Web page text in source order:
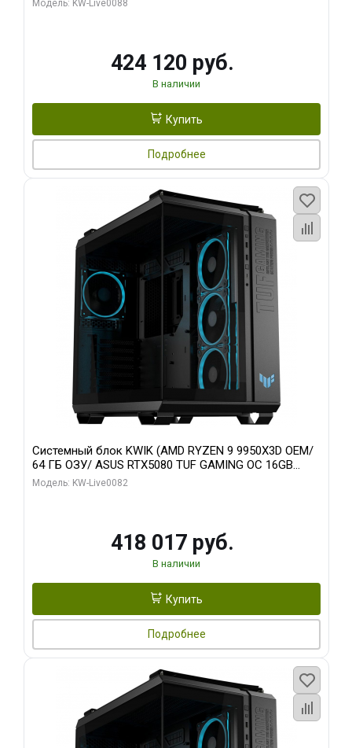
Модель: KW-Live0088
424 120 руб.
В наличии
Купить
Подробнее
Системный блок KWIK (AMD RYZEN 9 9950X3D OEM/
64 ГБ ОЗУ/ ASUS RTX5080 TUF GAMING OC 16GB
GDDR7 256bit 3xDP 3x/ 512 ГБ SSD)
Модель: KW-Live0082
418 017 руб.
В наличии
Купить
Подробнее